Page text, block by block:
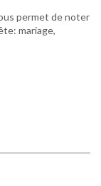
permet de noter
mariage,